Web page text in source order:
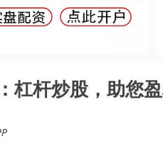
杠杆炒股，助您盈